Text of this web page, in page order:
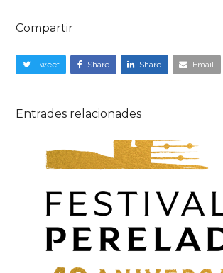
Compartir
Tweet Share Share Email
Entrades relacionades